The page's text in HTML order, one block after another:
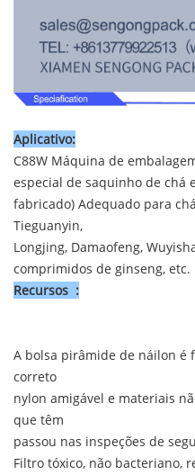
Aplicativo:
C88W Máquina de
especial de saquinho de chá
fabricado) Adequado para
Tieguanyin,
Longjing, Damaofeng,
comprimidos de ginseng, etc.
Recursos :
A bolsa pirâmide de náilon é
correto
nylon amigável e materiais
que têm
passou nas inspeções de
Filtro tóxico, não bacteriano,